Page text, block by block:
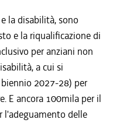
la disabilità, sono
e la riqualificazione di
per anziani non
a cui si
2027-28) per
E ancora 100mila per il
l'adeguamento delle